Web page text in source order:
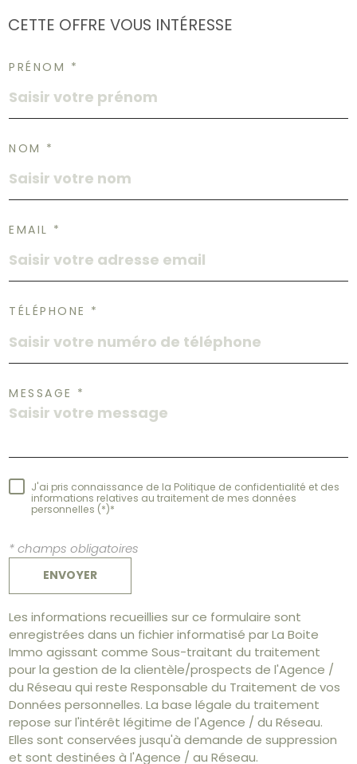
CETTE OFFRE VOUS INTÉRESSE
PRÉNOM *
NOM *
EMAIL *
TÉLÉPHONE *
MESSAGE *
J'ai pris connaissance de la Politique de confidentialité et des
informations relatives au traitement de mes données
personnelles (*)*
* champs obligatoires
ENVOYER
Les informations recueillies sur ce formulaire sont
enregistrées dans un fichier informatisé par La Boite
Immo agissant comme Sous-traitant du traitement
pour la gestion de la clientèle/prospects de l'Agence /
du Réseau qui reste Responsable du Traitement de vos
Données personnelles. La base légale du traitement
repose sur l'intérêt légitime de l'Agence / du Réseau.
Elles sont conservées jusqu'à demande de suppression
et sont destinées à l'Agence / au Réseau.